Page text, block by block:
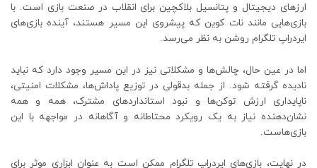
ارزهای دیجیتال و پتانسیل بلاکچین برای انقلاب در صنعت بازی است. با
بازی‌هایی مانند نات کوین که پیشروی این مسیر هستند، آینده بازی‌های
ایردراپ تلگرام روشن به نظر می‌رسد.
اما در عین حال، چالش‌ها و مشکلاتی نیز در این مسیر وجود دارد که نباید
نادیده گرفته شود. از جمله بدقولی در توزیع پاداش‌ها، مشکلات امنیتی،
ناپایداری ارزش توکن‌ها و نبود استانداردهای مشترک، همه و همه
نشان‌دهنده نیاز به یک رویکرد محتاطانه و آگاهانه در مواجهه با این
بازی‌هاست.
در نهایت، بازی‌های ایردراپ تلگرام ممکن است به عنوان ابزاری موثر برای